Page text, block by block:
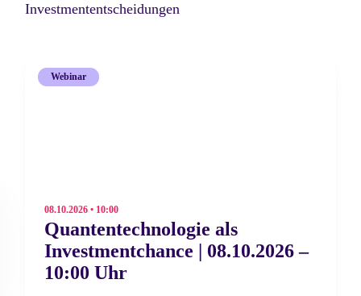
Investmententscheidungen
Webinar
08.10.2026 • 10:00
Quantentechnologie als
Investmentchance | 08.10.2026 –
10:00 Uhr